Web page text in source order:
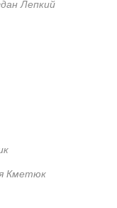
Лепкий
Кметюк